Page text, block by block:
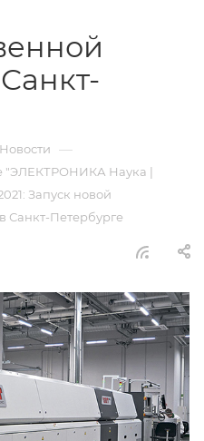
Новости —
"ЭЛЕКТРОНИКА Наука |
Запуск новой
Санкт-Петербурге